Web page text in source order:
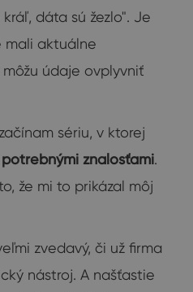
dáta sú žezlo". Je
mali aktuálne
údaje ovplyvniť
sériu, v ktorej
znalosťami.
že mi to prikázal môj
zvedavý, či už firma
nástroj. A našťastie